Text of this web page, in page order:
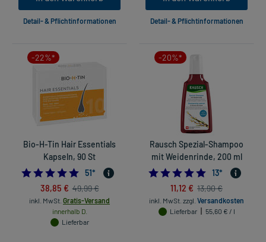
Detail- & Pflichtinformationen Detail- & Pflichtinformationen
-22%*
Bio-H-Tin Hair Essentials
Kapseln, 90 St
4.784313725490196
51*
38,85 € 49,99 €
inkl. MwSt. Gratis-Versand
innerhalb D.
Lieferbar
-20%*
Rausch Spezial-Shampoo
mit Weidenrinde, 200 ml
13*
11,12 € 13,90 €
inkl. MwSt. zzgl. Versandkosten
Lieferbar
55,60 € / l